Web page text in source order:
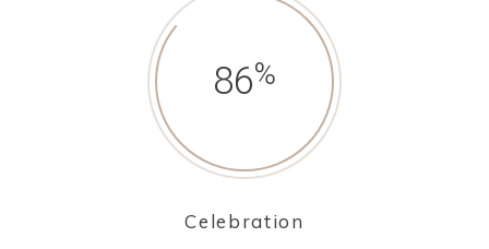
86
Celebration